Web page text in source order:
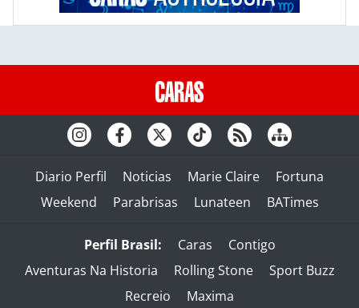
Diario Perfil Noticias Marie Claire
Fortuna
Weekend
Parabrisas Lunateen BATimes
Perfil Brasil: Caras
Contigo
Aventuras Na Historia
Rolling Stone
Sport Buzz
Recreio
Maxima